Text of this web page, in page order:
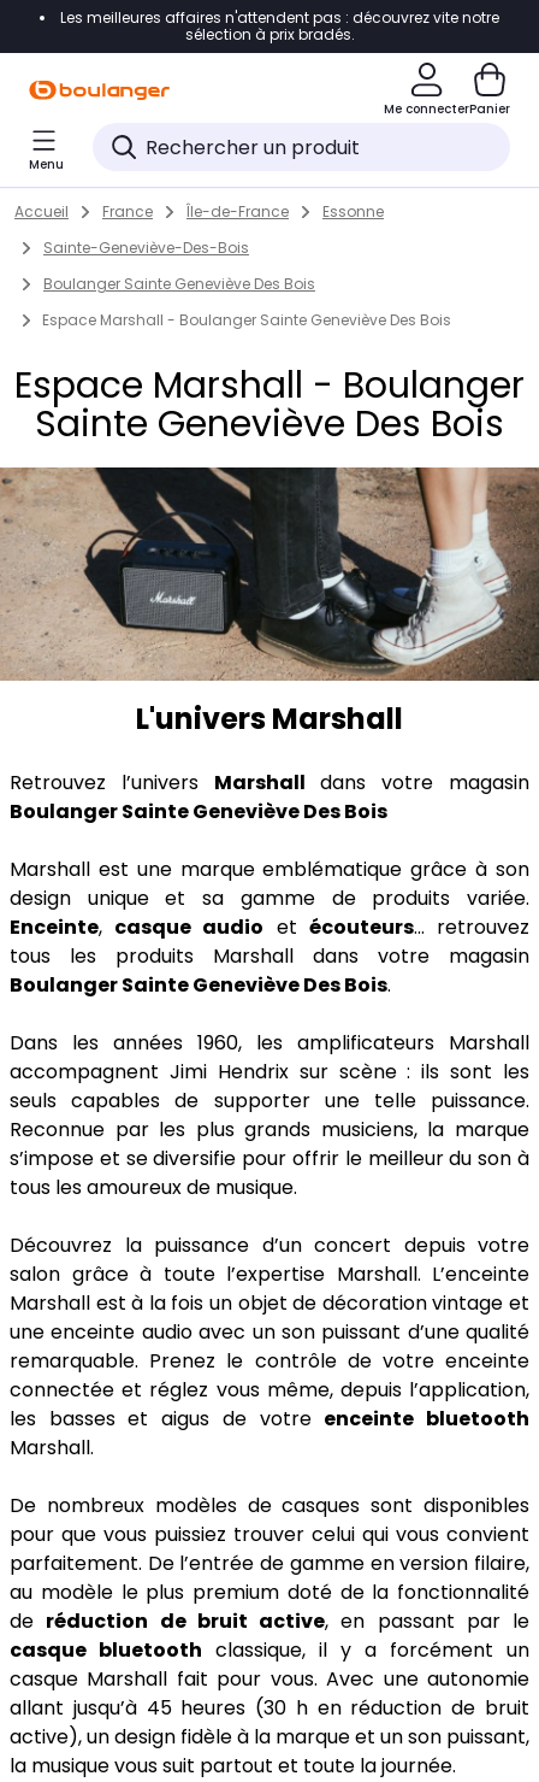
Accéder directement à la navigation
Accéder directement au pied de page
Accéder directement au chatbot
Les meilleures affaires n'attendent pas : découvrez vite notre
sélection à prix bradés.
Me connecterPanier
Menu
Skip to content
Return to Nav
Accueil France Île-de-France
Essonne
Sainte-Geneviève-Des-Bois
Boulanger Sainte Geneviève Des Bois
Espace Marshall - Boulanger Sainte Geneviève Des Bois
Espace Marshall - Boulanger
Sainte Geneviève Des Bois
L'univers Marshall
Retrouvez l’univers Marshall dans votre magasin
Boulanger Sainte Geneviève Des Bois
Marshall est une marque emblématique grâce à son
design unique et sa gamme de produits variée.
Enceinte, casque audio et écouteurs... retrouvez
tous les produits Marshall dans votre magasin
Boulanger Sainte Geneviève Des Bois.
Dans les années 1960, les amplificateurs Marshall
accompagnent Jimi Hendrix sur scène : ils sont les
seuls capables de supporter une telle puissance.
Reconnue par les plus grands musiciens, la marque
s’impose et se diversifie pour offrir le meilleur du son à
tous les amoureux de musique.
Découvrez la puissance d’un concert depuis votre
salon grâce à toute l’expertise Marshall. L’enceinte
Marshall est à la fois un objet de décoration vintage et
une enceinte audio avec un son puissant d’une qualité
remarquable. Prenez le contrôle de votre enceinte
connectée et réglez vous même, depuis l’application,
les basses et aigus de votre enceinte bluetooth
Marshall.
De nombreux modèles de casques sont disponibles
pour que vous puissiez trouver celui qui vous convient
parfaitement. De l’entrée de gamme en version filaire,
au modèle le plus premium doté de la fonctionnalité
de réduction de bruit active, en passant par le
casque bluetooth classique, il y a forcément un
casque Marshall fait pour vous. Avec une autonomie
allant jusqu’à 45 heures (30 h en réduction de bruit
active), un design fidèle à la marque et un son puissant,
la musique vous suit partout et toute la journée.